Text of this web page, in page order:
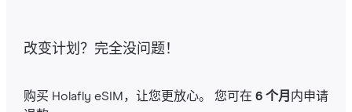
改变计划？完全没问题！
购买 Holafly eSIM，让您更放心。 您可在 6 个月 内申请